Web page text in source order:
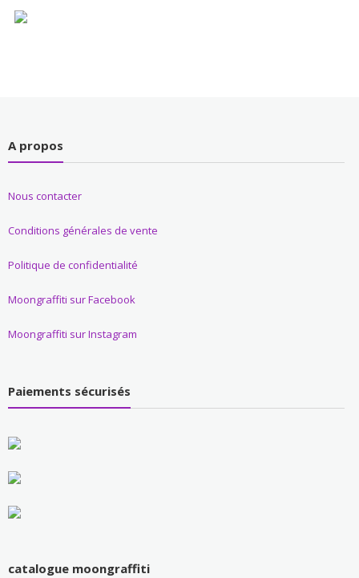
A propos
Nous contacter
Conditions générales de vente
Politique de confidentialité
Moongraffiti sur Facebook
Moongraffiti sur Instagram
Paiements sécurisés
catalogue moongraffiti